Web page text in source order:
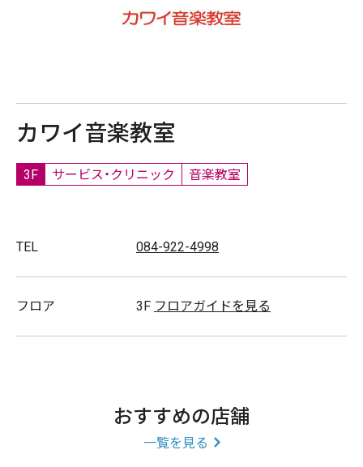
カワイ音楽教室
3F サービス・クリニック 音楽教室
TEL 084-922-4998
フロア 3F フロアガイドを見る
おすすめの店舗
一覧を見る